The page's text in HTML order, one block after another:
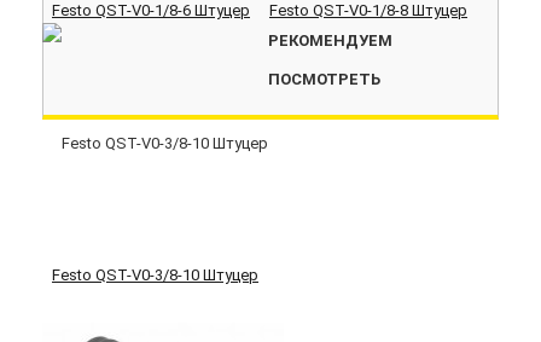
Festo QST-V0-1/8-6 Штуцер Festo QST-V0-1/8-8 Штуцер
Festo QST-V0-3/8-10 Штуцер
РЕКОМЕНДУЕМ
ПОСМОТРЕТЬ